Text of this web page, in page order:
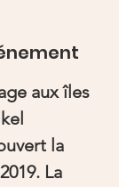
aux îles
la
La